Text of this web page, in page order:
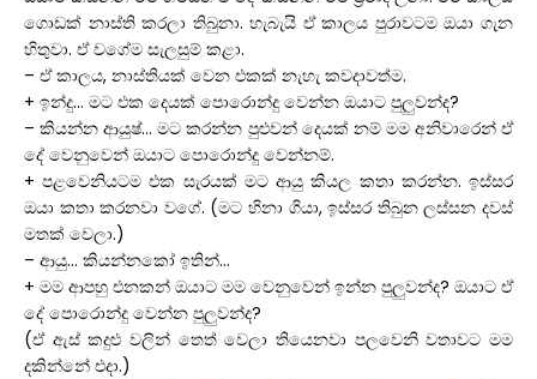
ගොඩක් නාස්ති කරලා තිබුනා. හැබැයි ඒ කාලය පුරාවටම ඔයා ගැන
හිතුවා. ඒ වගේම සැලසුම් කළා.
– ඒ කාලය, නාස්තියක් වෙන එකක් නැහැ කවදාවත්ම.
+ ඉන්දු… මට එක දෙයක් පොරොන්දු වෙන්න ඔයාට පුලුවන්ද?
– කියන්න ආයුෂ්… මට කරන්න පුළුවන් දෙයක් නම් මම අනිවාරෙන් ඒ
දේ වෙනුවෙන් ඔයාට පොරොන්දු වෙන්නම්.
+ පළවෙනියටම එක සැරයක් මට ආයු කියල කතා කරන්න. ඉස්සර
ඔයා කතා කරනවා වගේ. (මට හිනා ගියා, ඉස්සර තිබුන ලස්සන දවස්
මතක් වෙලා.)
– ආයු… කියන්නකෝ ඉතින්…
+ මම ආපහු එනකන් ඔයාට මම වෙනුවෙන් ඉන්න පුලුවන්ද? ඔයාට ඒ
දේ පොරොන්දු වෙන්න පුලුවන්ද?
(ඒ ඇස් කදුළු වලින් තෙත් වෙලා තියෙනවා පලවෙනි වතාවට මම
දකින්නේ එදා.)